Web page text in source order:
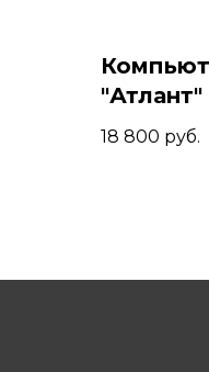
"Атлант"
18 800 руб.